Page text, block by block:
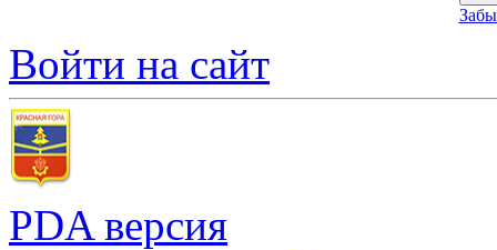
Войти на сайт
PDA версия